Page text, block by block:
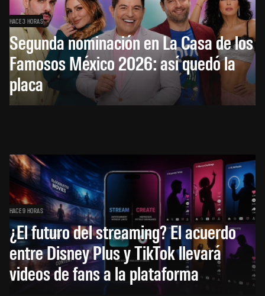
HACE 3 HORAS
Segunda nominación en La Casa de los
Famosos México 2026: así quedó la
placa
HACE 9 HORAS
¿El futuro del streaming? El acuerdo
entre Disney Plus y TikTok llevará
videos de fans a la plataforma